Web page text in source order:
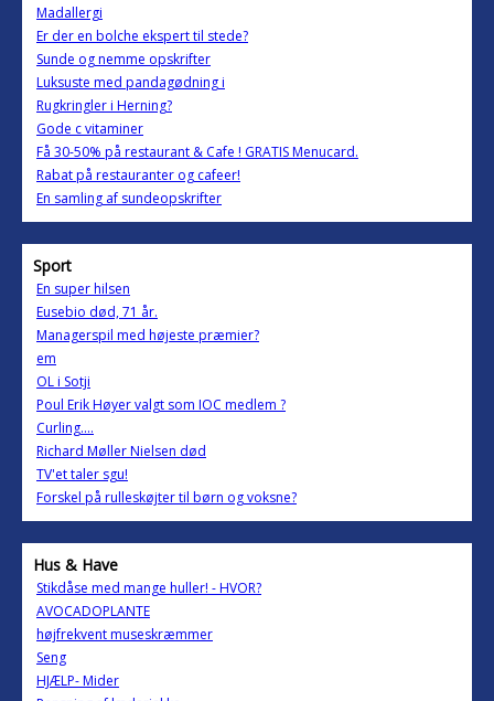
Madallergi
Er der en bolche ekspert til stede?
Sunde og nemme opskrifter
Luksuste med pandagødning i
Rugkringler i Herning?
Gode c vitaminer
Få 30-50% på restaurant & Cafe ! GRATIS Menucard.
Rabat på restauranter og cafeer!
En samling af sundeopskrifter
Sport
En super hilsen
Eusebio død, 71 år.
Managerspil med højeste præmier?
em
OL i Sotji
Poul Erik Høyer valgt som IOC medlem ?
Curling....
Richard Møller Nielsen død
TV'et taler sgu!
Forskel på rulleskøjter til børn og voksne?
Hus & Have
Stikdåse med mange huller! - HVOR?
AVOCADOPLANTE
højfrekvent museskræmmer
Seng
HJÆLP- Mider